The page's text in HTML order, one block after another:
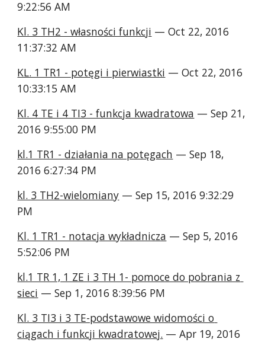
9:22:56 AM
Kl. 3 TH2 - własności funkcji — Oct 22, 2016
11:37:32 AM
KL. 1 TR1 - potęgi i pierwiastki — Oct 22, 2016
10:33:15 AM
Kl. 4 TE i 4 TI3 - funkcja kwadratowa — Sep 21,
2016 9:55:00 PM
kl.1 TR1 - działania na potęgach — Sep 18,
2016 6:27:34 PM
kl. 3 TH2-wielomiany — Sep 15, 2016 9:32:29
PM
Kl. 1 TR1 - notacja wykładnicza — Sep 5, 2016
5:52:06 PM
kl.1 TR 1, 1 ZE i 3 TH 1- pomoce do pobrania z
sieci — Sep 1, 2016 8:39:56 PM
Kl. 3 TI3 i 3 TE-podstawowe widomości o
ciągach i funkcji kwadratowej. — Apr 19, 2016